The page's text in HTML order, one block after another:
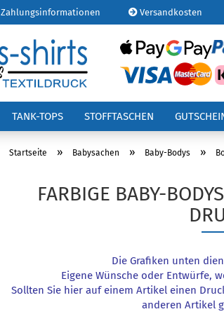
Zahlungsinformationen Versandkosten
TANK-TOPS STOFFTASCHEN
Startseite » Babysachen » Baby-Bodys »
FARBIGE BABY-
Die Grafiken unten
Eigene Wünsche oder Entwürfe,
Sollten Sie hier auf einem Artikel einen
anderen Artikel